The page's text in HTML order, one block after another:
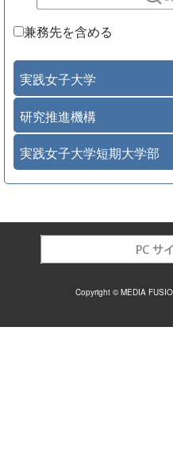
兼務先を含める
実践女子大学
研究推進機構
実践女子大学短期大学部
Copyright © MEDIA